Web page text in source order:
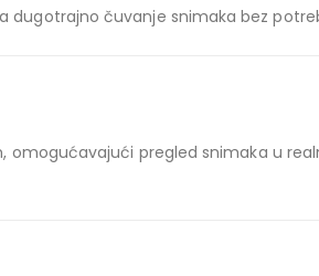
dugotrajno čuvanje snimaka bez
omogućavajući pregled snimaka u